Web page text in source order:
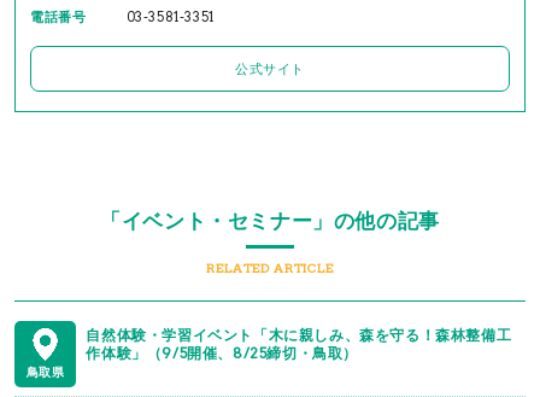
電話番号 03-3581-3351
公式サイト
「イベント・セミナー」の他の記事
RELATED ARTICLE
鳥取県
自然体験・学習イベント「木に親しみ、森を守る！森林整備工
作体験」（9/5開催、8/25締切・鳥取）